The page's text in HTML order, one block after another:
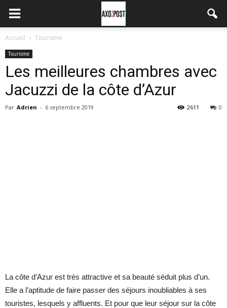
Accueil Tourisme
Tourisme
Les meilleures chambres avec
Jacuzzi de la côte d’Azur
Par Adrien - 6 septembre 2019 0
2611
La côte d’Azur est très attractive et sa beauté séduit plus d’un.
Elle a l’aptitude de faire passer des séjours inoubliables à ses
touristes, lesquels y affluents. Et pour que leur séjour sur la côte